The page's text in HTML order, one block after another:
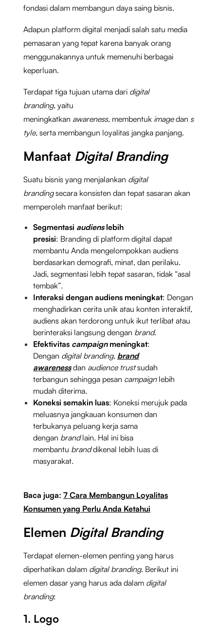
fondasi dalam membangun daya saing bisnis.
Adapun platform digital menjadi salah satu media
pemasaran yang tepat karena banyak orang
menggunakannya untuk memenuhi berbagai
keperluan.
Terdapat tiga tujuan utama dari digital
branding, yaitu
meningkatkan awareness, membentuk imagedan s
tyle, serta membangun loyalitas jangka panjang.
Manfaat Digital Branding
Suatu bisnis yang menjalankan digital
brandingsecara konsisten dan tepat sasaran akan
memperoleh manfaat berikut:
Segmentasi audienslebih
presisi: Branding di platform digital dapat
membantu Anda mengelompokkan audiens
berdasarkan demografi, minat, dan perilaku.
Jadi, segmentasi lebih tepat sasaran, tidak “asal
tembak”.
Interaksi dengan audiens meningkat: Dengan
menghadirkan cerita unik atau konten interaktif,
audiens akan terdorong untuk ikut terlibat atau
berinteraksi langsung dengan brand.
Efektivitas campaign meningkat:
Dengan digital branding, brand
awareness dan audience trustsudah
terbangun sehingga pesan campaign lebih
mudah diterima.
Koneksi semakin luas: Koneksi merujuk pada
meluasnya jangkauan konsumen dan
terbukanya peluang kerja sama
dengan brandlain. Hal ini bisa
membantu branddikenal lebih luas di
masyarakat.
Baca juga: 7 Cara Membangun Loyalitas
Konsumen yang Perlu Anda Ketahui
Elemen Digital Branding
Terdapat elemen-elemen penting yang harus
diperhatikan dalam digital branding. Berikut ini
elemen dasar yang harus ada dalam digital
branding:
1. Logo